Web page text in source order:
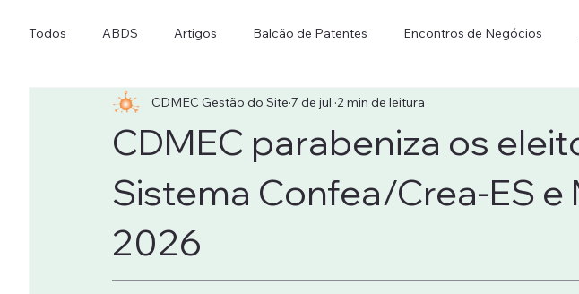
Todos ABDS Artigos Balcão de Patentes Encontros de Negócios
Fique por dentro Mecshow Missões Empresariais
FIQES
CDMEC parabeniza os
Sistema Confea/Crea-ES e
2026
CDMEC Gestão do Site 7 de jul. 2 min de leitura